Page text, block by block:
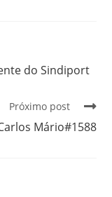
do Sindiport
Próximo post
Mário#1588